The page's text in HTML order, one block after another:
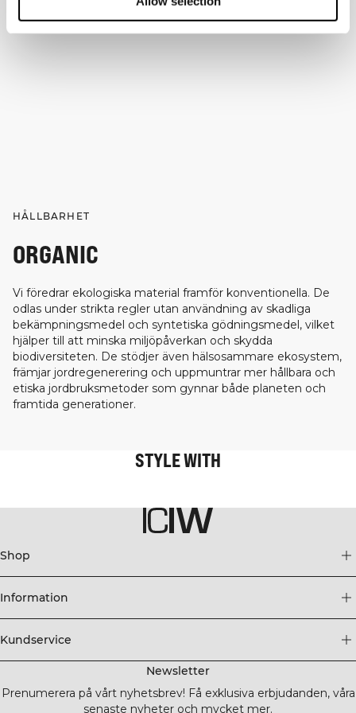
HÅLLBARHET
ORGANIC
Vi föredrar ekologiska material framför konventionella. De
odlas under strikta regler utan användning av skadliga
bekämpningsmedel och syntetiska gödningsmedel, vilket
hjälper till att minska miljöpåverkan och skydda
biodiversiteten. De stödjer även hälsosammare ekosystem,
främjar jordregenerering och uppmuntrar mer hållbara och
etiska jordbruksmetoder som gynnar både planeten och
framtida generationer.
STYLE WITH
Shop
Information
Kundservice
Newsletter
Prenumerera på vårt nyhetsbrev! Få exklusiva erbjudanden, våra
senaste nyheter och mycket mer.